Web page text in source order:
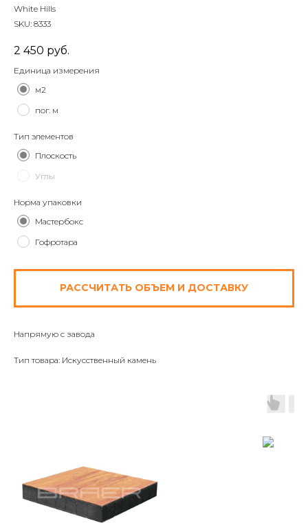
White Hills
SKU: 8333
2 450 руб.
Единица измерения
м2
пог. м
Тип элементов
Плоскость
Углы
Норма упаковки
Мастербокс
Гофротара
РАССЧИТАТЬ ОБЪЕМ И ДОСТАВКУ
Напрямую с завода
Тип товара: Искусственный камень